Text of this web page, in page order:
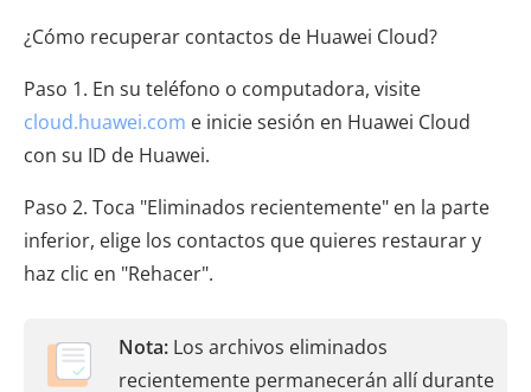
¿Cómo recuperar contactos de Huawei Cloud?
Paso 1. En su teléfono o computadora, visite
cloud.huawei.com e inicie sesión en Huawei Cloud
con su ID de Huawei.
Paso 2. Toca "Eliminados recientemente" en la parte
inferior, elige los contactos que quieres restaurar y
haz clic en "Rehacer".
Nota: Los archivos eliminados
recientemente permanecerán allí durante